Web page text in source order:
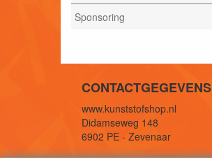
Sponsoring
CONTACTGEGEVENS
www.kunststofshop.nl
Didamseweg 148
6902 PE - Zevenaar